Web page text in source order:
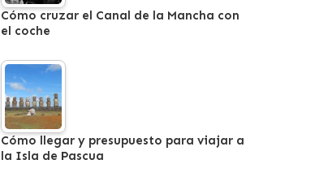
Cómo cruzar el Canal de la Mancha con
el coche
Cómo llegar y presupuesto para viajar a
la Isla de Pascua